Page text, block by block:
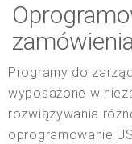
Programy do
wyposażone w
rozwiązywania
oprogramowanie